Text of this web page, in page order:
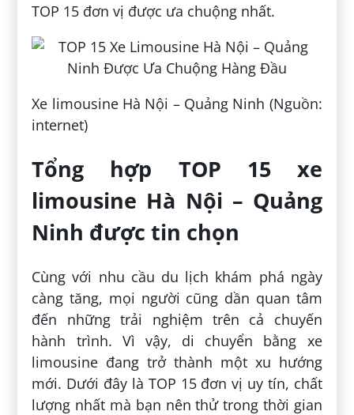
TOP 15 đơn vị được ưa chuộng nhất.
Xe limousine Hà Nội – Quảng Ninh (Nguồn:
internet)
Tổng hợp TOP 15 xe
limousine Hà Nội – Quảng
Ninh được tin chọn
Cùng với nhu cầu du lịch khám phá ngày
càng tăng, mọi người cũng dần quan tâm
đến những trải nghiệm trên cả chuyến
hành trình. Vì vậy, di chuyển bằng xe
limousine đang trở thành một xu hướng
mới. Dưới đây là TOP 15 đơn vị uy tín, chất
lượng nhất mà bạn nên thử trong thời gian